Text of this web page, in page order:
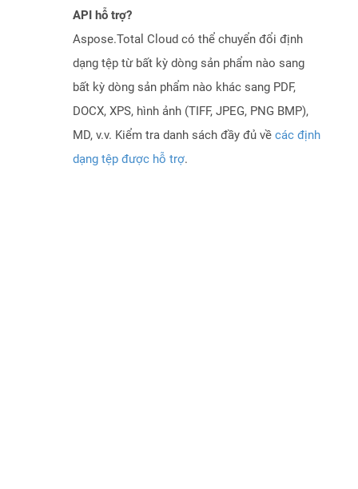
API hỗ trợ?
Aspose.Total Cloud có thể chuyển đổi định
dạng tệp từ bất kỳ dòng sản phẩm nào sang
bất kỳ dòng sản phẩm nào khác sang PDF,
DOCX, XPS, hình ảnh (TIFF, JPEG, PNG BMP),
MD, v.v. Kiểm tra danh sách đầy đủ về các định
dạng tệp được hỗ trợ.